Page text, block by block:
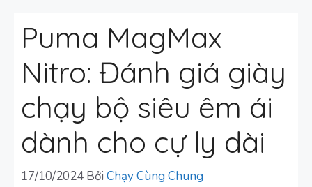
Puma MagMax
Nitro: Đánh giá giày
chạy bộ siêu êm ái
dành cho cự ly dài
17/10/2024 Bởi Chạy Cùng Chung